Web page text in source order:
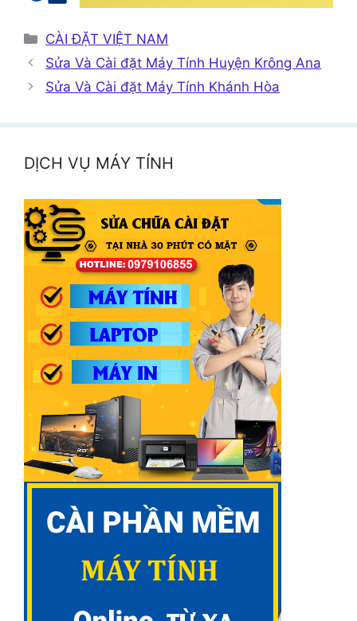
Danh
mục
CÀI ĐẶT VIỆT NAM
Sửa Và Cài đặt Máy Tính Huyện Krông Ana
Sửa Và Cài đặt Máy Tính Khánh Hòa
DỊCH VỤ MÁY TÍNH